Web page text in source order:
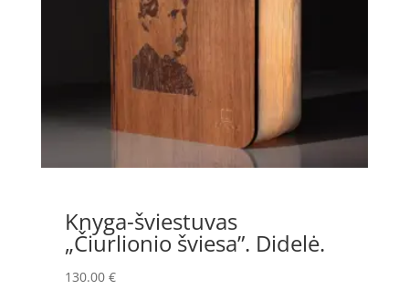
Knyga-šviestuvas
„Čiurlionio šviesa”. Didelė.
130.00 €